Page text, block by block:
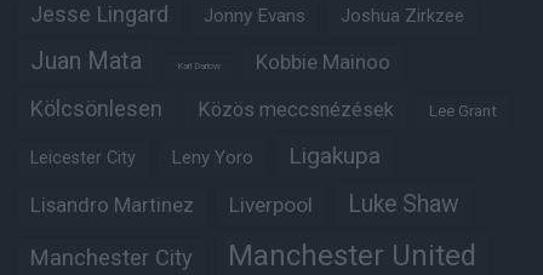
Jesse Lingard Jonny Evans Joshua Zirkzee
Juan Mata Karl Darlow Kobbie Mainoo
Kölcsönlesen Közös meccsnézések Lee Grant
Leicester City Leny Yoro Ligakupa
Lisandro Martinez Liverpool Luke Shaw
Manchester City Manchester United